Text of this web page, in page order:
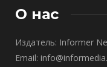
О нас
Издатель: Informer
Email: